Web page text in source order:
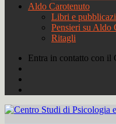
Aldo Carotenuto
Libri e
Pensieri su Aldo
Ritagli
Entra in contatto con il